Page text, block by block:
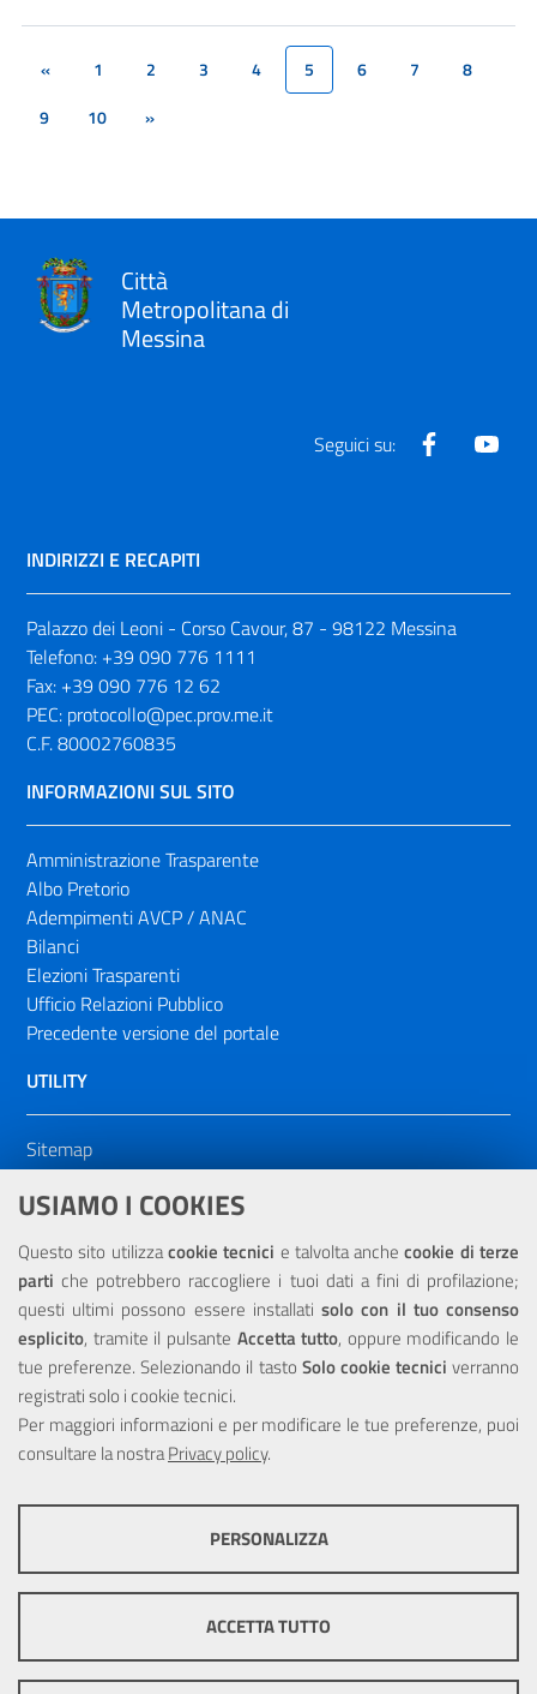
USIAMO I COOKIES
Questo sito utilizzacookie tecnici e talvolta anchecookie di terze
parti che potrebbero raccogliere i tuoi dati a fini di profilazione;
questi ultimi possono essere installatisolo con il tuo consenso
esplicito, tramite il pulsante Accetta tutto, oppure modificando le
tue preferenze. Selezionando il tasto Solo cookie tecnici verranno
registrati solo i cookie tecnici.
Per maggiori informazioni e per modificare le tue preferenze, puoi
consultare la nostraPrivacy policy.
ottimale per ogni utente. Essi non raccolgono i tuoi dati e le tue
informazioni di navigazione per scopi di marketing e profilazione, e
pertanto possono essere utilizzati senza bisogno di acquisire il tuo
PERSONALIZZA
ACCETTA TUTTO
« 1 2 3 4 5(current)
6 7
8
9
10 »
Città
Metropolitana di
Messina
Seguici su: Facebook
INDIRIZZI E RECAPITI
Palazzo dei Leoni - Corso Cavour, 87 - 98122 Messina
Telefono: +39 090 776 1111
Fax: +39 090 776 12 62
PEC: protocollo@pec.prov.me.it
C.F. 80002760835
INFORMAZIONI SUL SITO
Amministrazione Trasparente
Albo Pretorio
Adempimenti AVCP / ANAC
Bilanci
Elezioni Trasparenti
Ufficio Relazioni Pubblico
Precedente versione del portale
UTILITY
Sitemap
Dichiarazione di accessibilità
NOTE LEGALI
Privacy
Portale realizzato con la partecipazione finanziaria dell'Unione
Europea tramite i fondi del POR Sicilia 2000/2006 Misura 6.05 -